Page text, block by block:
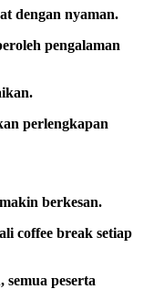
dengan nyaman.
pengalaman
perlengkapan
berkesan.
coffee break setiap
semua peserta